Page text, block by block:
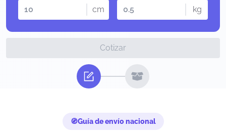
cm kg
Cotizar
Guía de envío nacional